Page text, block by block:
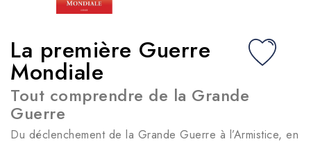
La première Guerre
Mondiale
Tout comprendre de la Grande
Guerre
Du déclenchement de la Grande Guerre à l’Armistice, en